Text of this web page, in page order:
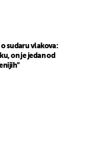
sudaru vlakova:
on je jedan od